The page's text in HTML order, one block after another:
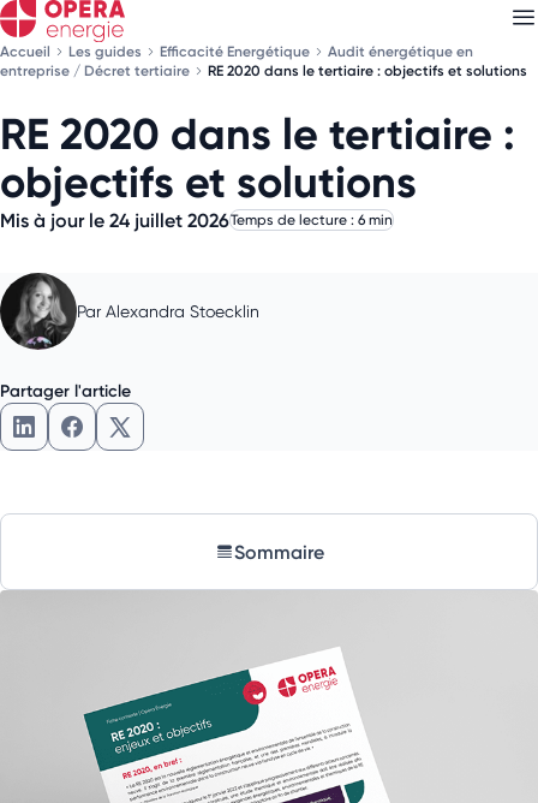
Accueil Les guides Efficacité Energétique
Audit énergétique en
entreprise / Décret tertiaire
RE 2020 dans le tertiaire : objectifs et solutions
RE 2020 dans le tertiaire :
objectifs et solutions
Mis à jour le 24 juillet 2026Temps de lecture : 6 min
Par Alexandra Stoecklin
Partager l'article
Partager l'article sur LinkedIn
Partager l'article sur Facebook
Partager l'article sur X
Sommaire
Découvrez nosnewsletters
Choisissez les newsletters qui vous intéressent